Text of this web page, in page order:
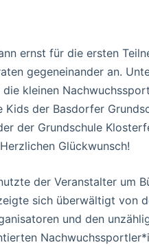
ernst für die ersten
gegeneinander an.
kleinen
Kids der Basdorfer
der Grundschule
Glückwunsch!
der Veranstalter um
sich überwältigt von
und den